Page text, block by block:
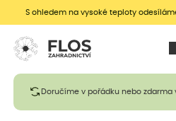
S ohledem na vysoké teploty
Doručíme v pořádku nebo zdarma